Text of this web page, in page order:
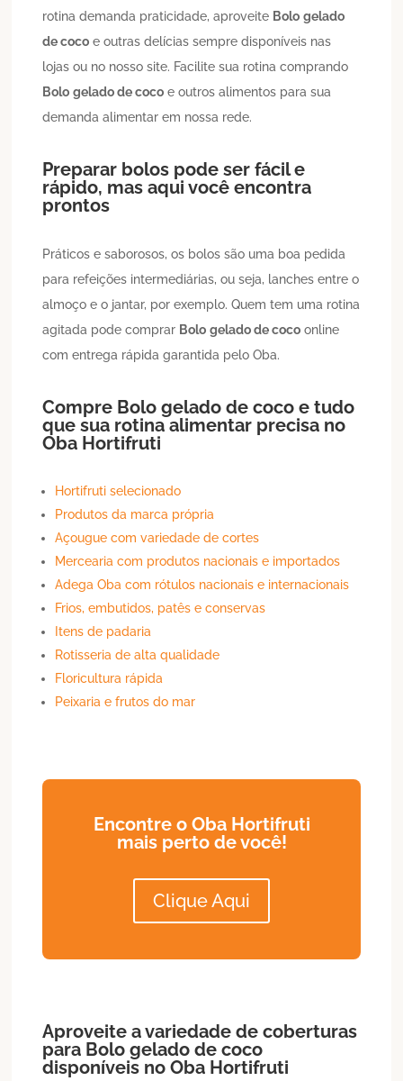
rotina demanda praticidade, aproveite Bolo gelado
de coco e outras delícias sempre disponíveis nas
lojas ou no nosso site. Facilite sua rotina comprando
Bolo gelado de coco e outros alimentos para sua
demanda alimentar em nossa rede.
Preparar bolos pode ser fácil e
rápido, mas aqui você encontra
prontos
Práticos e saborosos, os bolos são uma boa pedida
para refeições intermediárias, ou seja, lanches entre o
almoço e o jantar, por exemplo. Quem tem uma rotina
agitada pode comprar Bolo gelado de coco online
com entrega rápida garantida pelo Oba.
Compre Bolo gelado de coco e tudo
que sua rotina alimentar precisa no
Oba Hortifruti
Hortifruti selecionado
Produtos da marca própria
Açougue com variedade de cortes
Mercearia com produtos nacionais e importados
Adega Oba com rótulos nacionais e internacionais
Frios, embutidos, patês e conservas
Itens de padaria
Rotisseria de alta qualidade
Floricultura rápida
Peixaria e frutos do mar
Encontre o Oba Hortifruti
mais perto de você!
Clique Aqui
Aproveite a variedade de coberturas
para Bolo gelado de coco
disponíveis no Oba Hortifruti